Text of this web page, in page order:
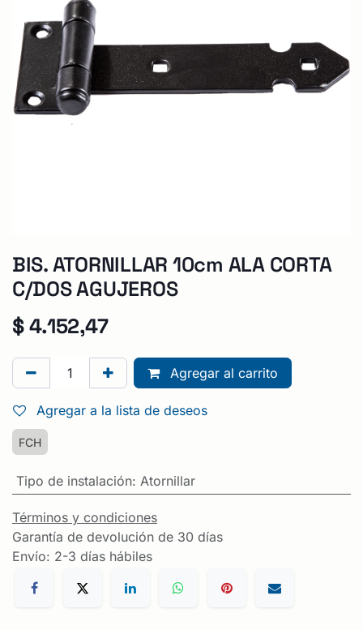
BIS. ATORNILLAR 10cm ALA CORTA
C/DOS AGUJEROS
$4.152,47
Agregar al carrito
Agregar a la lista de deseos
FCH
Tipo de instalación: Atornillar
Términos y condiciones
Garantía de devolución de 30 días
Envío: 2-3 días hábiles